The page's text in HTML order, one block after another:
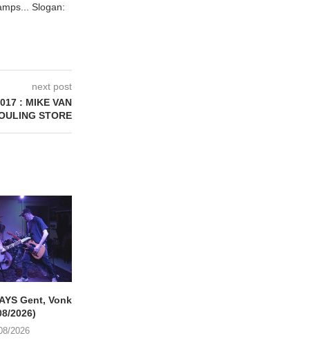
Slogan:
next post
: MIKE VAN
STORE
Gent, Vonk
2026)
2026